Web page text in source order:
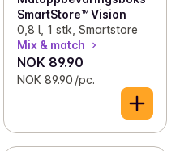
SmartStore™ Vision
0,8 l, 1 stk, Smartstore
Mix & match
NOK 89.90
NOK 89.90 /pc.